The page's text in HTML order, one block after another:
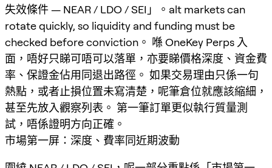
失效條件 — NEAR / LDO / SEI」。alt markets can
rotate quickly, so liquidity and funding must be
checked before conviction。 喺 OneKey Perps 入
面，唔好只睇可唔可以落單，亦要睇價格深度、資金費
率、保證金佔用同退出路徑。 如果交易理由只係一句
熱點，或者止損位置未寫清楚，呢筆倉位就應該縮細，
甚至先放入觀察列表。 第一筆訂單更似執行質量測
試，唔係證明方向正確。
市場第一屏：深度、費率同近期波動